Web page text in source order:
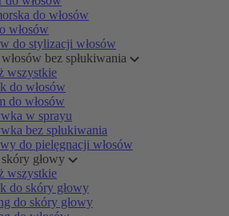
do włosów
włosów
do stylizacji włosów
bez spłukiwania
wszystkie
do włosów
do włosów
w sprayu
bez spłukiwania
do pielęgnacji włosów
głowy
wszystkie
do skóry głowy
do skóry głowy